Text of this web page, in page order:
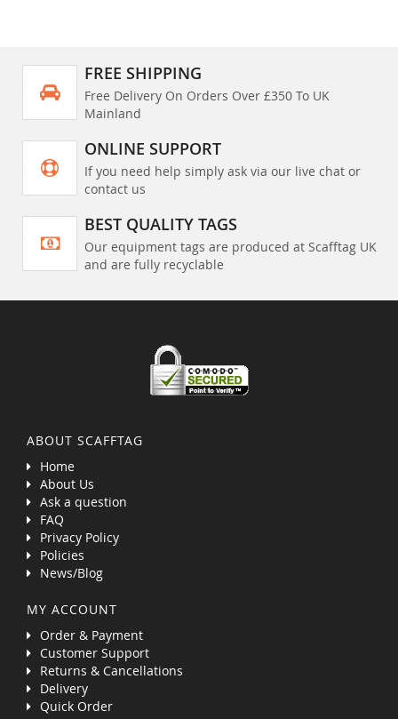
FREE SHIPPING
Free Delivery On Orders Over £350 To UK
Mainland
ONLINE SUPPORT
If you need help simply ask via our live chat or
contact us
BEST QUALITY TAGS
Our equipment tags are produced at Scafftag UK
and are fully recyclable
ABOUT SCAFFTAG
Home
About Us
Ask a question
FAQ
Privacy Policy
Policies
News/Blog
MY ACCOUNT
Order & Payment
Customer Support
Returns & Cancellations
Delivery
Quick Order